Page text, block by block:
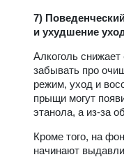
7)
и ухудшение
Алкоголь
забывать про
режим, уход и
прыщи могут
этанола, а из-за
Кроме того, на
начинают